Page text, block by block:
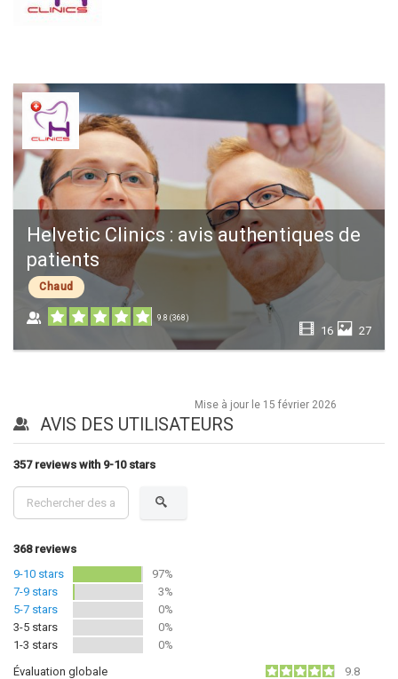
Helvetic Clinics : avis authentiques de
patients
Chaud
9.8 (368 )
16 27
Mise à jour le 15 février 2026
AVIS DES UTILISATEURS
357 reviews with 9-10 stars
368reviews
9-10 stars
97%
7-9 stars
3%
5-7 stars
0%
3-5 stars
0%
1-3 stars
0%
Évaluation globale
9.8